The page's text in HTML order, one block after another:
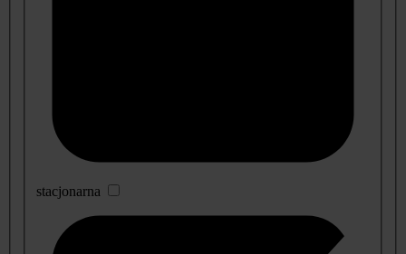
stacjonarna